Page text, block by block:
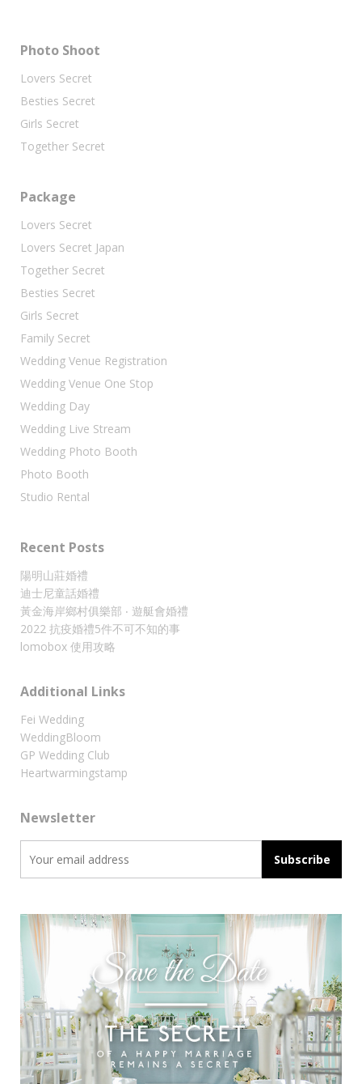
Photo Shoot
Lovers Secret
Besties Secret
Girls Secret
Together Secret
Package
Lovers Secret
Lovers Secret Japan
Together Secret
Besties Secret
Girls Secret
Family Secret
Wedding Venue Registration
Wedding Venue One Stop
Wedding Day
Wedding Live Stream
Wedding Photo Booth
Photo Booth
Studio Rental
Recent Posts
陽明山莊婚禮
迪士尼童話婚禮
黃金海岸鄉村俱樂部 ‧ 遊艇會婚禮
2022 抗疫婚禮5件不可不知的事
lomobox 使用攻略
Additional Links
Fei Wedding
WeddingBloom
GP Wedding Club
Heartwarmingstamp
Newsletter